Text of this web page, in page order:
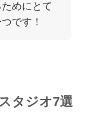
めにとて
です！
タジオ7選